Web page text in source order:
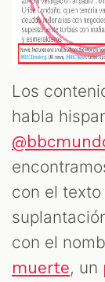
Los
habla
con el
con el
muerte, un